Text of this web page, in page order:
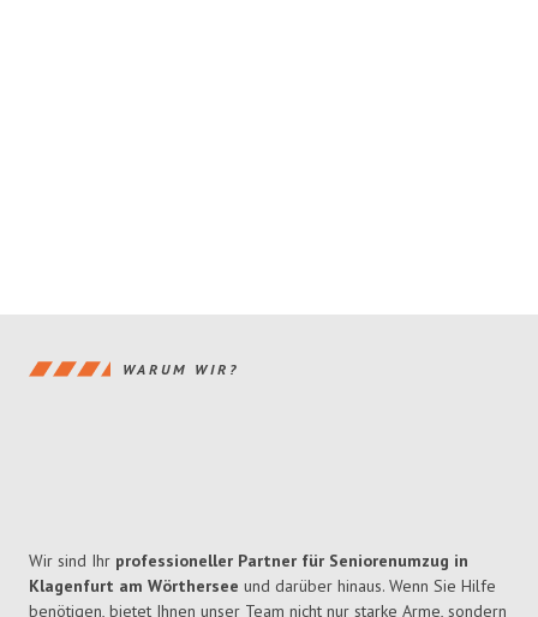
WARUM WIR?
Wir sind Ihr professioneller Partner für Seniorenumzug in
Klagenfurt am Wörthersee und darüber hinaus. Wenn Sie Hilfe
benötigen, bietet Ihnen unser Team nicht nur starke Arme, sondern